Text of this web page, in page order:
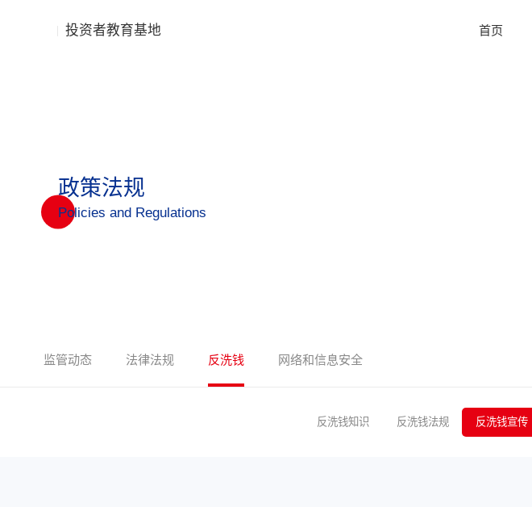
投资者教育基地 首页
政策法规
Policies and Regulations
监管动态 法律法规 反洗钱 网络和信息安全
反洗钱知识 反洗钱法规 反洗钱宣传